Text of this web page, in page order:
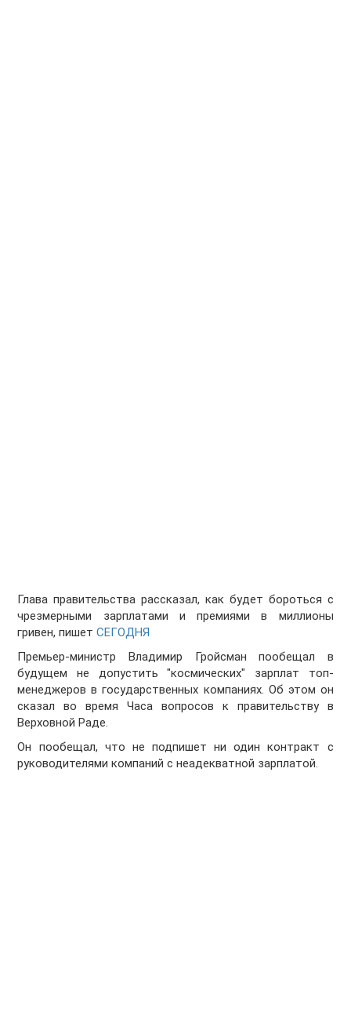
Глава правительства рассказал, как будет бороться с
чрезмерными зарплатами и премиями в миллионы
гривен, пишетСЕГОДНЯ
Премьер-министр Владимир Гройсман пообещал в
будущем не допустить "космических" зарплат топ-
менеджеров в государственных компаниях. Об этом он
сказал во время Часа вопросов к правительству в
Верховной Раде.
Он пообещал, что не подпишет ни один контракт с
руководителями компаний с неадекватной зарплатой.